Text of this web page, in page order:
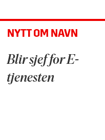
NYTT OM NAVN
Blir sjef for E-
tjenesten